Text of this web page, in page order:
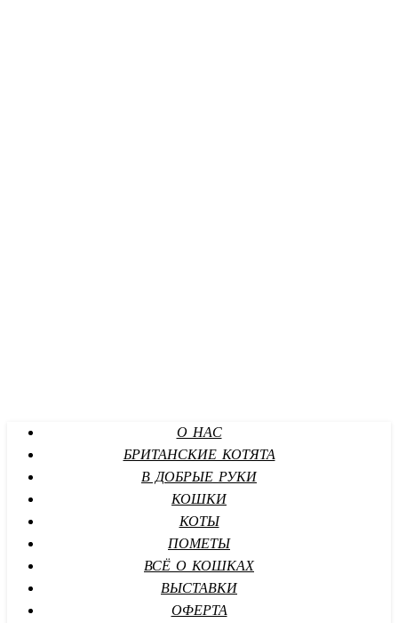
О НАС
БРИТАНСКИЕ КОТЯТА
В ДОБРЫЕ РУКИ
КОШКИ
КОТЫ
ПОМЕТЫ
ВСЁ О КОШКАХ
ВЫСТАВКИ
ОФЕРТА